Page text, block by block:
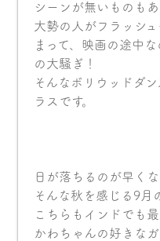
シーンが無いものもあ
大勢の人がフラッシ
まって、映画の途中
の大騒ぎ！
そんなボリウッドダ
ラスです。
日が落ちるのが早く
そんな秋を感じる9月
こちらもインドでも
かわちゃんの好きな